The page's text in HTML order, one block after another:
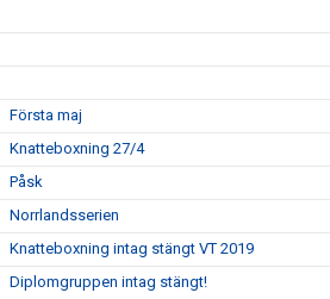
Första maj
Knatteboxning 27/4
Påsk
Norrlandsserien
Knatteboxning intag stängt VT 2019
Diplomgruppen intag stängt!